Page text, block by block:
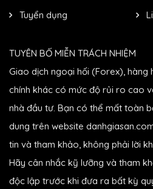
Tuyển dụng
TUYÊN BỐ MIỄN TRÁCH NHIỆM
Giao dịch ngoại hối (Forex), hàng
chính khác có mức độ rủi ro cao
nhà đầu tư. Bạn có thể mất toàn
dung trên website
tin và tham khảo, không phải lời
Hãy cân nhắc kỹ lưỡng và tham
độc lập trước khi đưa ra bất kỳ